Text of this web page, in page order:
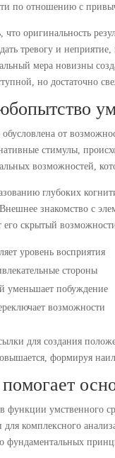
по отношению с
что оригинальность
тревогу и
мера новизны
но достаточно
от
стимулы,
возможностей,
глубоких
знакомство с
его скрытый
уровень восприятия
стороны
уменьшает побуждение
возможности
для создания
формируя
умственного
комплексного
фундаментальных